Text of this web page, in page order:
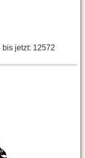
bis jetzt: 12572